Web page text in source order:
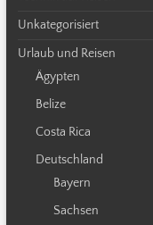
Unkategorisiert
Urlaub und Reisen
Ägypten
Belize
Costa Rica
Deutschland
Bayern
Sachsen